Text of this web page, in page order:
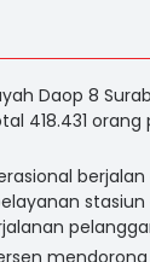
Daop 8
418.431 orang